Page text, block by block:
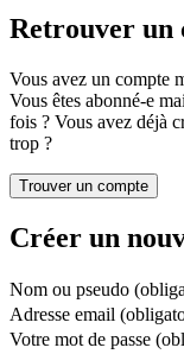
Retrouver un
Vous avez un compte
Vous êtes abonné-e
fois ? Vous avez déjà
trop ?
Créer un
Nom ou pseudo
Adresse email
Votre mot de passe